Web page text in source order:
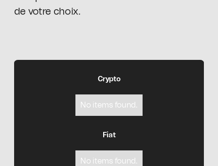
de votre choix.
Crypto
No items found.
Fiat
No items found.